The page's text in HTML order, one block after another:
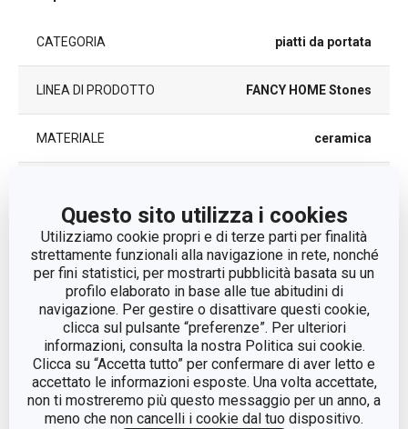
Questo sito utilizza i cookies
Utilizziamo cookie propri e di terze parti per finalità
strettamente funzionali alla navigazione in rete, nonché
per fini statistici, per mostrarti pubblicità basata su un
profilo elaborato in base alle tue abitudini di
navigazione. Per gestire o disattivare questi cookie,
clicca sul pulsante “preferenze”. Per ulteriori
informazioni, consulta la nostra Politica sui cookie.
Clicca su “Accetta tutto” per confermare di aver letto e
accettato le informazioni esposte. Una volta accettate,
non ti mostreremo più questo messaggio per un anno, a
meno che non cancelli i cookie dal tuo dispositivo.
CATEGORIA piatti da portata
LINEA DI PRODOTTO FANCY HOME Stones
MATERIALE ceramica
COLORE Bianco | Grigio
LAVAGGIO IN
LAVASTOVIGLIE
EAN
8592973120585
8592973120592
DURATA DELLA
GARANZIA (IN ANNI)